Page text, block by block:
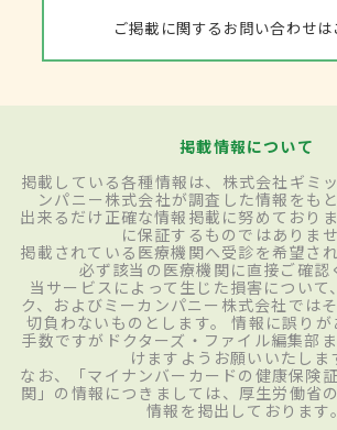
ご掲載に関するお問い合わせは
掲載情報について
掲載している各種情報は、株式会社ギミ
ンパニー株式会社が調査した情報をも
出来るだけ正確な情報掲載に努めており
に保証するものではありませ
掲載されている医療機関へ受診を希望さ
必ず該当の医療機関に直接ご確認
当サービスによって生じた損害について
ク、およびミーカンパニー株式会社では
切負わないものとします。 情報に誤り
手数ですがドクターズ・ファイル編集部
けますようお願いいたしま
なお、「マイナンバーカードの健康保険
関」の情報につきましては、厚生労働省
情報を掲出しております。